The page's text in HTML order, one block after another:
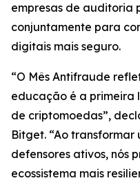
empresas de auditoria
conjuntamente para
digitais mais seguro.
“O Mês Antifraude
educação é a primeira
de criptomoedas”,
Bitget. “Ao transformar
defensores ativos, nós
ecossistema mais